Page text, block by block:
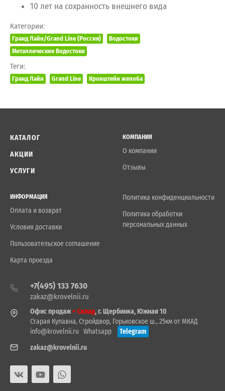
10 лет на сохранность внешнего вида
Категории:
Гранд Лайн/Grand Line (Россия)
Водостоки
Металлические Водостоки
Теги:
Гранд Лайн Grand Line Кронштейн желоба
КАТАЛОГ
АКЦИИ
УСЛУГИ
КОМПАНИЯ
О компании
Отзывы
ИНФОРМАЦИЯ
Оплата и возврат
Условия доставки
Пользовательское соглашение
Карта проезда
Политика конфиденциальности
Политика обработки
персональных данных
+7(495) 133 7630
zakaz@krovelnii.ru
Офис продаж+ Склад, г. Щербинка, Южная 10
Старая Купавна, Стройдвор, Горьковское ш., 25км от МКАД
info@krovelnii.ru Whatsapp
Telegram
zakaz@krovelnii.ru